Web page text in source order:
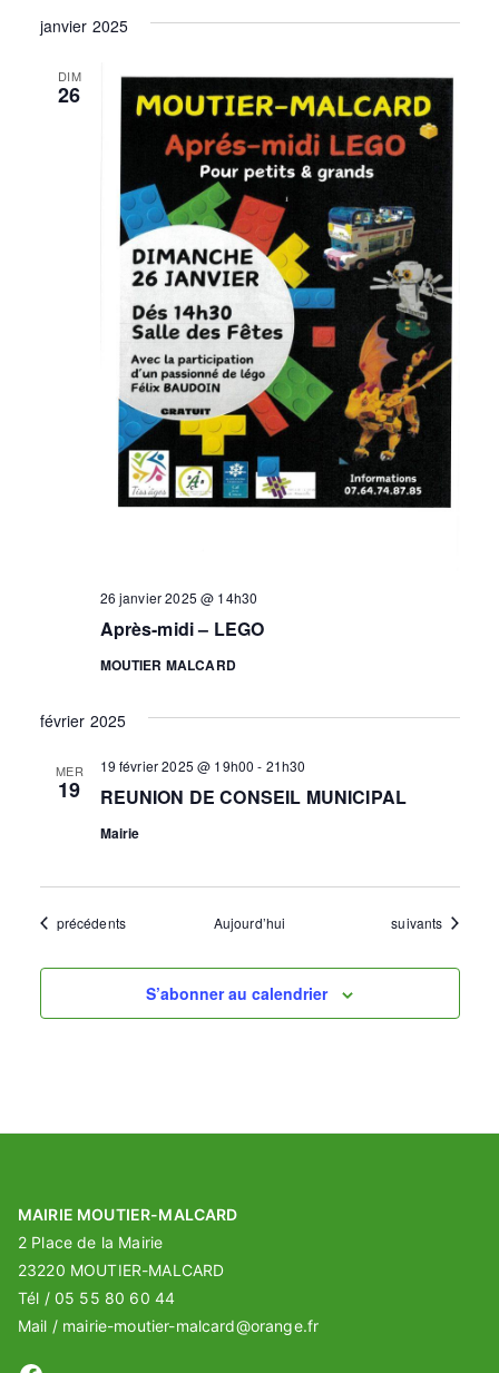
janvier 2025
DIM
26
Après-midi – LEGO
26 janvier 2025 @ 14h30
MOUTIER MALCARD
février 2025
MER
19 REUNION DE CONSEIL MUNICIPAL
19 février 2025 @ 19h00 - 21h30
Mairie
Évènements
précédents Aujourd’hui Évènements
suivants
S’abonner au calendrier
MAIRIE MOUTIER-MALCARD
2 Place de la Mairie
23220 MOUTIER-MALCARD
Tél / 05 55 80 60 44
Mail / mairie-moutier-malcard@orange.fr